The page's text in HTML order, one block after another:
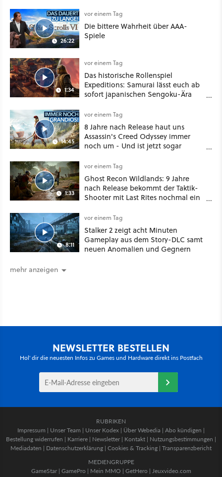
26:22
vor einem Tag
Die bittere Wahrheit über AAA-
Spiele
1:34
vor einem Tag
Das historische Rollenspiel
Expeditions: Samurai lässt euch ab
sofort japanischen Sengoku-Ära
oder Diplomatie
14:45
vor einem Tag
8 Jahre nach Release haut uns
Assassin's Creed Odyssey immer
noch um - Und ist jetzt sogar
1:33
vor einem Tag
Ghost Recon Wildlands: 9 Jahre
nach Release bekommt der Taktik-
Shooter mit Last Rites nochmal ein
8:11
vor einem Tag
Stalker 2 zeigt acht Minuten
Gameplay aus dem Story-DLC samt
neuen Anomalien und Gegnern
mehr anzeigen
NEWSLETTER BESTELLEN
Hol' dir die neuesten Infos zu Games und Hardware direkt ins Postfach
RUBRIKEN
Impressum | Unser Team | Unser Kodex | Über Webedia | Abo kündigen |
Bestellung widerrufen | Karriere | Newsletter | Kontakt | Nutzungsbestimmungen |
Mediadaten | Datenschutzerklärung | Cookies & Tracking | Transparenzbericht
MEDIENGRUPPE
GameStar| GamePro | Mein MMO | GetHero | Jeuxvideo.com